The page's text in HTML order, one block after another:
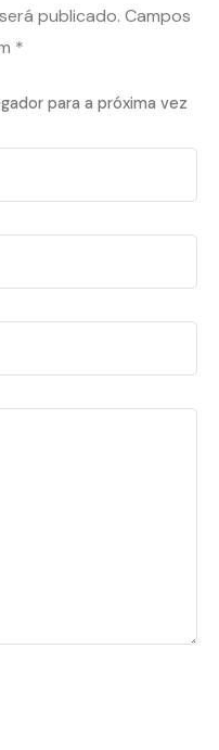
publicado. Campos
*
para a próxima vez